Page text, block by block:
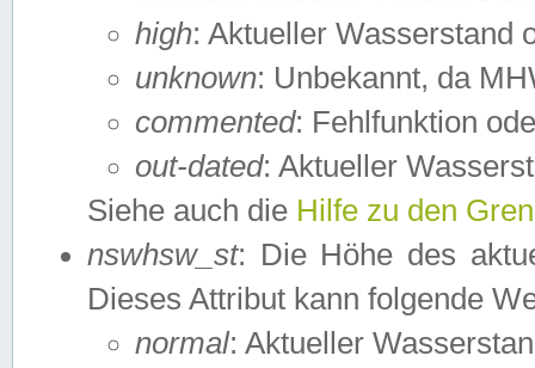
high: Aktueller Wasserstand
unknown: Unbekannt, da
commented: Fehlfunktion
out-dated: Aktueller
Siehe auch die Hilfe zu den
nswhsw_st: Die Höhe des
Dieses Attribut kann folgende
normal: Aktueller